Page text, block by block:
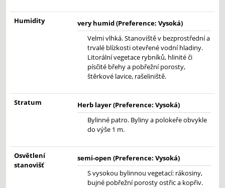
Humidity
very humid (Preference: Vysoká)
Velmi vlhká. Stanoviště v bezprostřední a
trvalé blízkosti otevřené vodní hladiny.
Litorální vegetace rybníků, hlinité či
písčité břehy a pobřežní porosty,
štěrkové lavice, rašeliniště.
Stratum
Herb layer (Preference: Vysoká)
Bylinné patro. Byliny a polokeře obvykle
do výše 1 m.
Osvětlení
stanovišť
semi-open (Preference: Vysoká)
S vysokou bylinnou vegetací: rákosiny,
bujné pobřežní porosty ostřic a kopřiv.